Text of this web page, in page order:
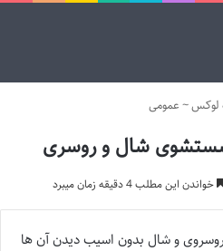
لوکس~ عمومی
شال و روسری
خواندن این مطلب 4 دقیقه زمان میبرد
شیوه شستن روسروی و شال بدون اسیب دیدن آن ها